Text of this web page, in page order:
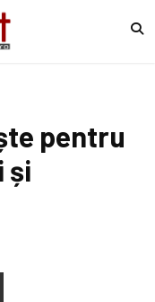
pentru
și